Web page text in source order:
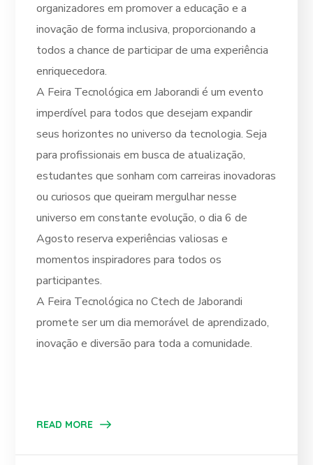
organizadores em promover a educação e a
inovação de forma inclusiva, proporcionando a
todos a chance de participar de uma experiência
enriquecedora.
A Feira Tecnológica em Jaborandi é um evento
imperdível para todos que desejam expandir
seus horizontes no universo da tecnologia. Seja
para profissionais em busca de atualização,
estudantes que sonham com carreiras inovadoras
ou curiosos que queiram mergulhar nesse
universo em constante evolução, o dia 6 de
Agosto reserva experiências valiosas e
momentos inspiradores para todos os
participantes.
A Feira Tecnológica no Ctech de Jaborandi
promete ser um dia memorável de aprendizado,
inovação e diversão para toda a comunidade.
READ MORE